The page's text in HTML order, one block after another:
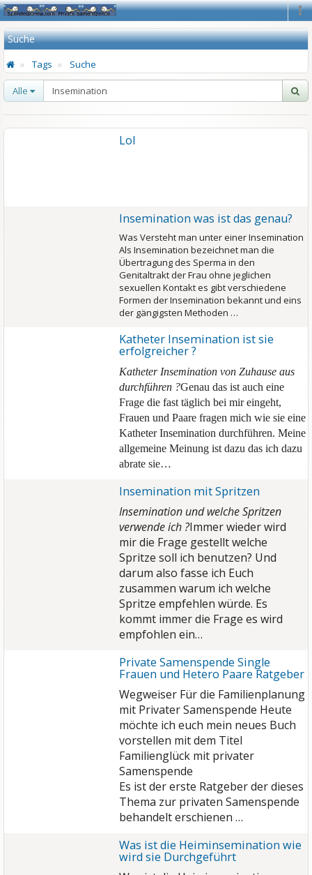
Suche
Tags Suche
Alle
Lol
Insemination was ist das genau?
Was Versteht man unter einer Insemination
Als Insemination bezeichnet man die
Übertragung des Sperma in den
Genitaltrakt der Frau ohne jeglichen
sexuellen Kontakt es gibt verschiedene
Formen der Insemination bekannt und eins
der gängigsten Methoden …
Katheter Insemination ist sie
erfolgreicher ?
Katheter Insemination von Zuhause aus
durchführen ?Genau das ist auch eine
Frage die fast täglich bei mir eingeht,
Frauen und Paare fragen mich wie sie eine
Katheter Insemination durchführen. Meine
allgemeine Meinung ist dazu das ich dazu
abrate sie…
Insemination mit Spritzen
Insemination und welche Spritzen
verwende ich ?Immer wieder wird
mir die Frage gestellt welche
Spritze soll ich benutzen? Und
darum also fasse ich Euch
zusammen warum ich welche
Spritze empfehlen würde. Es
kommt immer die Frage es wird
empfohlen ein…
Private Samenspende Single
Frauen und Hetero Paare Ratgeber
Wegweiser Für die Familienplanung
mit Privater Samenspende Heute
möchte ich euch mein neues Buch
vorstellen mit dem Titel
Familienglück mit privater
Samenspende
Es ist der erste Ratgeber der dieses
Thema zur privaten Samenspende
behandelt erschienen …
Was ist die Heiminsemination wie
wird sie Durchgeführt